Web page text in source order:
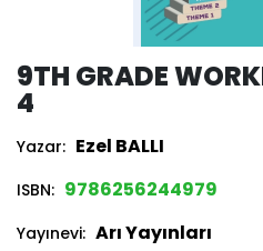
9TH GRADE
4
Yazar: Ezel BALLI
ISBN: 9786256244979
Yayınevi: Arı Yayınları